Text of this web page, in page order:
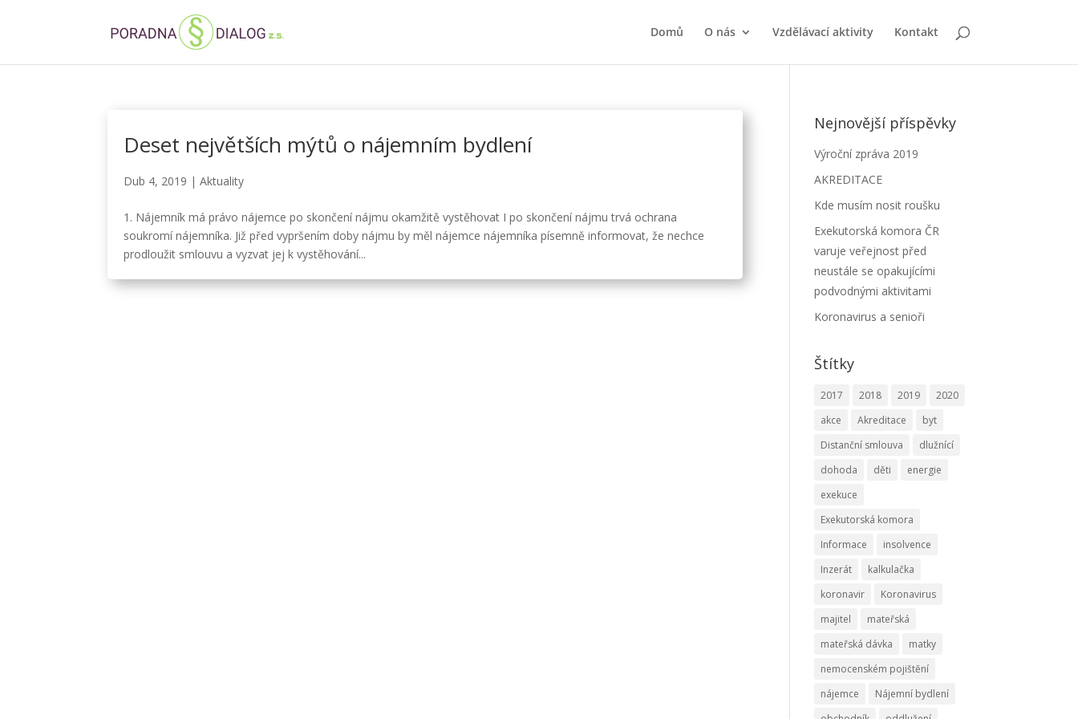
Domů O nás Vzdělávací aktivity Kontakt
Deset největších mýtů o nájemním bydlení
Dub 4, 2019 |Aktuality
1. Nájemník má právo nájemce po skončení nájmu okamžitě vystěhovat I po skončení nájmu trvá ochrana
soukromí nájemníka. Již před vypršením doby nájmu by měl nájemce nájemníka písemně informovat, že nechce
prodloužit smlouvu a vyzvat jej k vystěhování...
Nejnovější příspěvky
Výroční zpráva 2019
AKREDITACE
Kde musím nosit roušku
Exekutorská komora ČR
varuje veřejnost před
neustále se opakujícími
podvodnými aktivitami
Koronavirus a senioři
Štítky
2017 2018 2019
2020
akce
Akreditace
byt
Distanční smlouva
dlužnící
dohoda
děti
energie
exekuce
Exekutorská komora
Informace
insolvence
Inzerát
kalkulačka
koronavir
Koronavirus
majitel
mateřská
mateřská dávka
matky
nemocenském pojištění
nájemce
Nájemní bydlení